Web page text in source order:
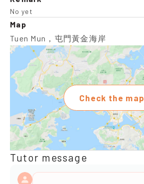
No yet
Map
Tuen Mun，屯門黃金海岸
Check the map
Tutor message